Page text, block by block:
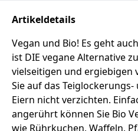
Artikeldetails
Vegan und Bio! Es geht
ist DIE vegane Alternative
vielseitigen und ergiebigen
Sie auf das
Eiern nicht verzichten.
angerührt können Sie Bio
wie Rührkuchen, Waffeln,